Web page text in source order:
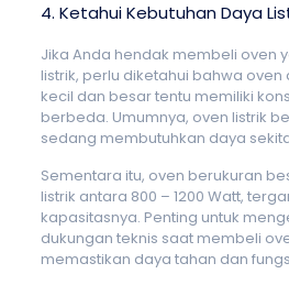
4. Ketahui Kebutuhan Daya
Jika Anda hendak membeli oven
listrik, perlu diketahui bahwa
kecil dan besar tentu memiliki
berbeda. Umumnya, oven listrik
sedang membutuhkan daya
Sementara itu, oven berukuran
listrik antara 800 – 1200 Watt,
kapasitasnya. Penting untuk
dukungan teknis saat membeli
memastikan daya tahan dan